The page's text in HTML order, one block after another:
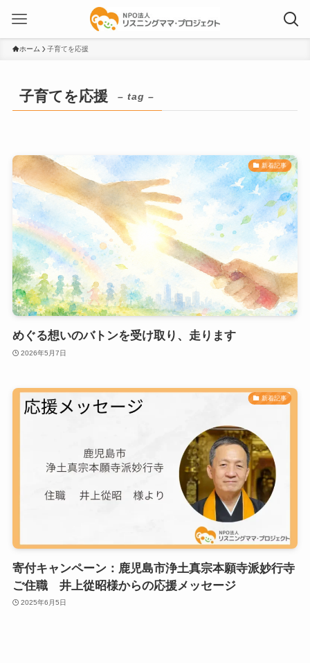
ホーム 子育てを応援
子育てを応援 – tag –
新着記事
めぐる想いのバトンを受け取り、走ります
2026年5月7日
新着記事
寄付キャンペーン：鹿児島市浄土真宗本願寺派妙行寺
ご住職 井上從昭様からの応援メッセージ
2025年6月5日